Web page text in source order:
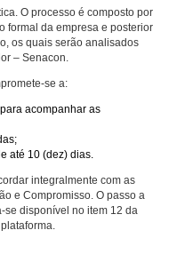
O processo é composto por
formal da empresa e posterior
os quais serão analisados
– Senacon.
se a:
acompanhar as
até 10 (dez) dias.
integralmente com as
e Compromisso. O passo a
se disponível no item 12 da